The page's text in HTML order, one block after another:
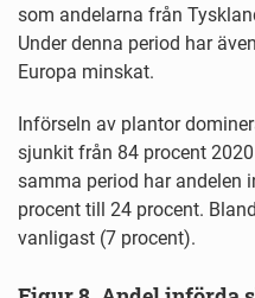
som andelarna från
Under denna period har
Europa minskat.
Införseln av plantor
sjunkit från 84 procent
samma period har andelen
procent till 24 procent.
vanligast (7 procent).